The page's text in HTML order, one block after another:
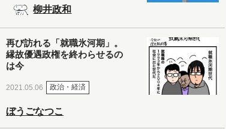
柳井政和
再び訪れる「就職氷河期」。
縁故優遇政権を終わらせるの
は今
2021.05.06 政治・経済
ぼうごなつこ